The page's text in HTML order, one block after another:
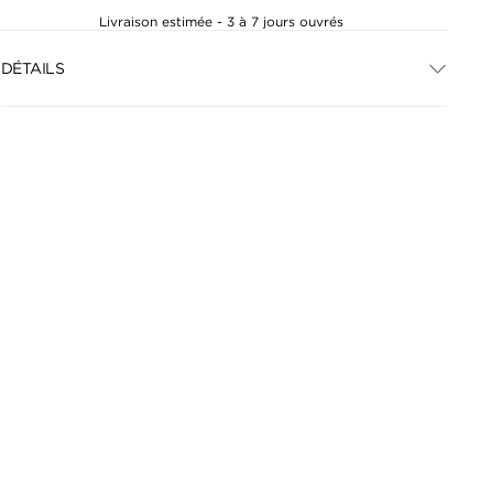
Livraison estimée - 3 à 7 jours ouvrés
DÉTAILS